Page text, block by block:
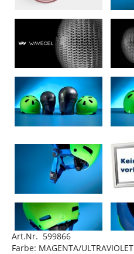
Art.Nr. 599866
Farbe: MAGENTA/ULTRAVIOLET